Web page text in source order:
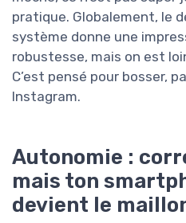
pratique. Globalement, le
système donne une
robustesse, mais on est
C’est pensé pour bosser,
Instagram.
Autonomie :
mais ton
devient le